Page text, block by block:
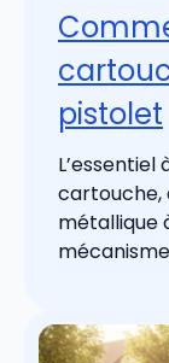
pistolet
cartouche,
métallique